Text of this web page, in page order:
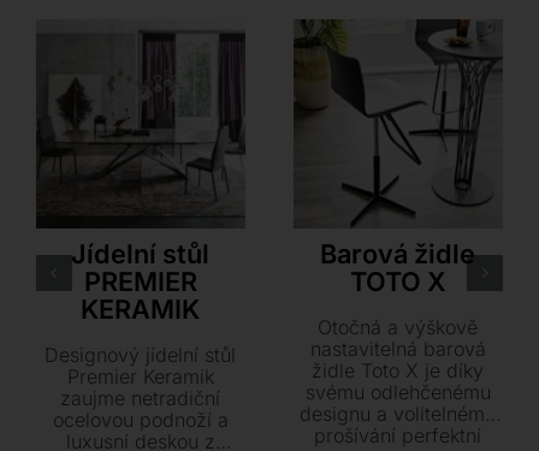
Jídelní stůl
PREMIER
KERAMIK
Designový jídelní stůl
Premier Keramik
zaujme netradiční
ocelovou podnoží a
luxusní deskou z
Cattelan Italia
Barová židle
TOTO X
Otočná a výškově
nastavitelná barová
židle Toto X je díky
svému odlehčenému
designu a volitelnému
prošívání perfektní